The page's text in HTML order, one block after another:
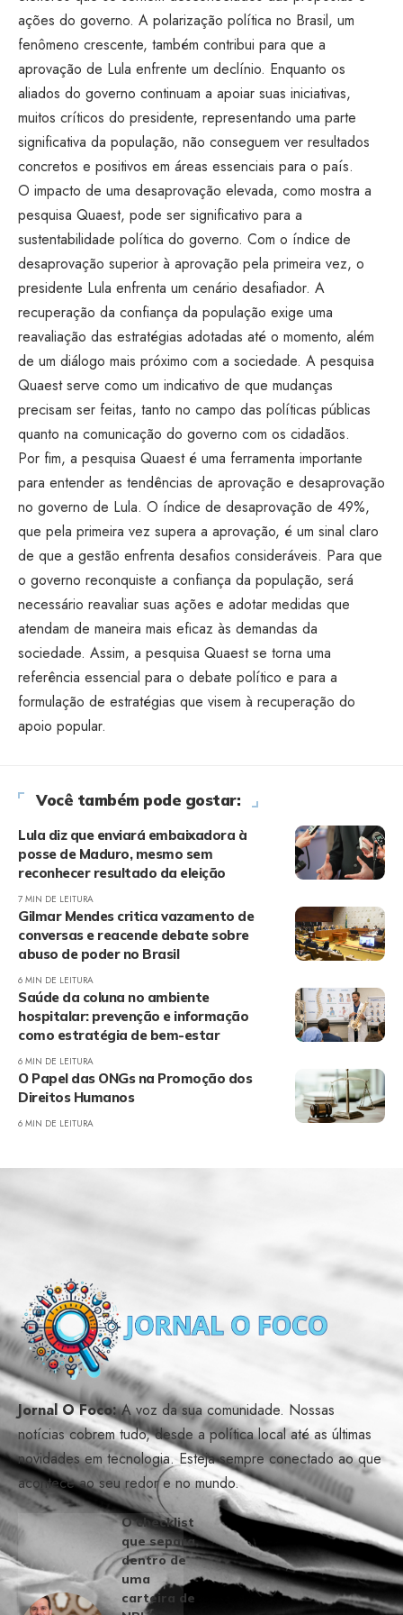
ações do governo. A polarização política no Brasil, um
fenômeno crescente, também contribui para que a
aprovação de Lula enfrente um declínio. Enquanto os
aliados do governo continuam a apoiar suas iniciativas,
muitos críticos do presidente, representando uma parte
significativa da população, não conseguem ver resultados
concretos e positivos em áreas essenciais para o país.
O impacto de uma desaprovação elevada, como mostra a
pesquisa Quaest, pode ser significativo para a
sustentabilidade política do governo. Com o índice de
desaprovação superior à aprovação pela primeira vez, o
presidente Lula enfrenta um cenário desafiador. A
recuperação da confiança da população exige uma
reavaliação das estratégias adotadas até o momento, além
de um diálogo mais próximo com a sociedade. A pesquisa
Quaest serve como um indicativo de que mudanças
precisam ser feitas, tanto no campo das políticas públicas
quanto na comunicação do governo com os cidadãos.
Por fim, a pesquisa Quaest é uma ferramenta importante
para entender as tendências de aprovação e desaprovação
no governo de Lula. O índice de desaprovação de 49%,
que pela primeira vez supera a aprovação, é um sinal claro
de que a gestão enfrenta desafios consideráveis. Para que
o governo reconquiste a confiança da população, será
necessário reavaliar suas ações e adotar medidas que
atendam de maneira mais eficaz às demandas da
sociedade. Assim, a pesquisa Quaest se torna uma
referência essencial para o debate político e para a
formulação de estratégias que visem à recuperação do
apoio popular.
Você também pode gostar:
Lula diz que enviará embaixadora à
posse de Maduro, mesmo sem
reconhecer resultado da eleição
7 MIN DE LEITURA
Gilmar Mendes critica vazamento de
conversas e reacende debate sobre
abuso de poder no Brasil
6 MIN DE LEITURA
Saúde da coluna no ambiente
hospitalar: prevenção e informação
como estratégia de bem-estar
6 MIN DE LEITURA
O Papel das ONGs na Promoção dos
Direitos Humanos
6 MIN DE LEITURA
Jornal O Foco:A voz da sua comunidade. Nossas
notícias cobrem tudo, desde a política local até as últimas
novidades em tecnologia. Esteja sempre conectado ao que
acontece ao seu redor e no mundo.
O checklist
que separa,
dentro de
uma
carteira de